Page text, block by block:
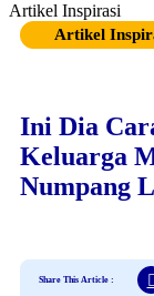
Artikel Inspirasi
Artikel
Ini Dia
Keluarga
Numpang
Share This Article :